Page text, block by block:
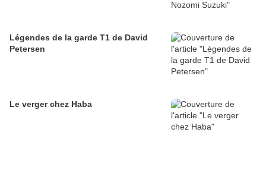
Légendes de la garde T1 de David
Petersen
Le verger chez Haba